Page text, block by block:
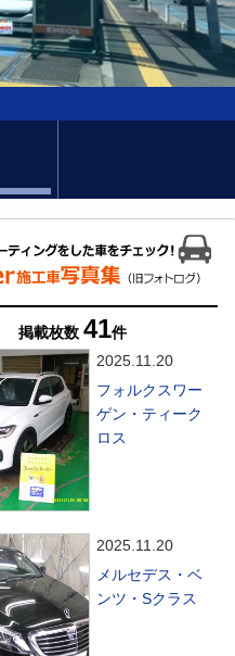
掲載枚数41件
2025.11.20
フォルクスワー
ゲン・ティーク
ロス
2025.11.20
メルセデス・ベ
ンツ・Sクラス